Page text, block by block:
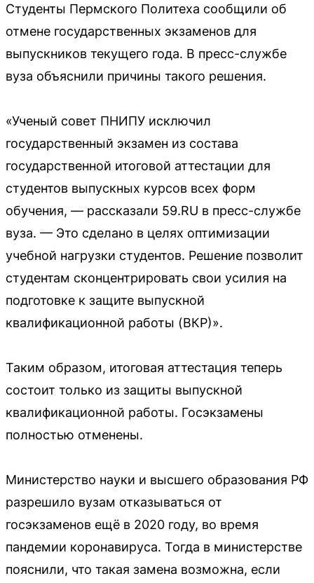
Студенты Пермского Политеха сообщили об
отмене государственных экзаменов для
выпускников текущего года. В пресс-службе
вуза объяснили причины такого решения.
«Ученый совет ПНИПУ исключил
государственный экзамен из состава
государственной итоговой аттестации для
студентов выпускных курсов всех форм
обучения, — рассказали 59.RU в пресс-службе
вуза. — Это сделано в целях оптимизации
учебной нагрузки студентов. Решение позволит
студентам сконцентрировать свои усилия на
подготовке к защите выпускной
квалификационной работы (ВКР)».
Таким образом, итоговая аттестация теперь
состоит только из защиты выпускной
квалификационной работы. Госэкзамены
полностью отменены.
Министерство науки и высшего образования РФ
разрешило вузам отказываться от
госэкзаменов ещё в 2020 году, во время
пандемии коронавируса. Тогда в министерстве
пояснили, что такая замена возможна, если